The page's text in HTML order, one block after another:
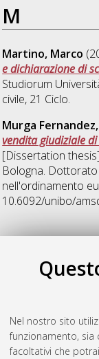
Nel nostro sito
funzionamento,
facoltativi che
M
Martino, Marco
e dichiarazione di
Studiorum
civile, 21 Ciclo.
Murga
vendita giudiziale
[Dissertation
Bologna.
nell'ordinamento
10.6092/unibo/
S
Scarano, Nicola
successori
,
Università di
giuridiche, 37 Ciclo.